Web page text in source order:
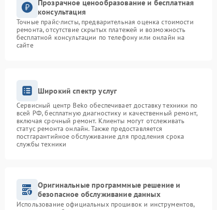
Прозрачное ценообразование и бесплатная
консультация
Точные прайс-листы, предварительная оценка стоимости
ремонта, отсутствие скрытых платежей и возможность
бесплатной консультации по телефону или онлайн на
сайте
Широкий спектр услуг
Сервисный центр Beko обеспечивает доставку техники по
всей РФ, бесплатную диагностику и качественный ремонт,
включая срочный ремонт. Клиенты могут отслеживать
статус ремонта онлайн. Также предоставляется
постгарантийное обслуживание для продления срока
службы техники
Оригинальные программные решение и
безопасное обслуживание данных
Использование официальных прошивок и инструментов,